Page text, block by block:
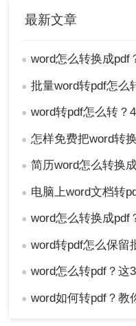
最新文章
● word怎么转换成pdf？四种实
● 批量word转pdf怎么
● word转pdf怎么转？
● 怎样免费把word转换
● 简历word怎么转换成
● 电脑上word文档转pdf
● word怎么转换成pdf
● word转pdf怎么保留
● word怎么转pdf？这
● word如何转pdf？教